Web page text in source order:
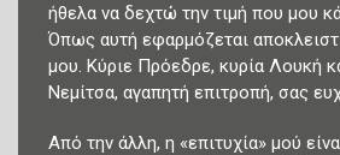
ήθελα να δεχτώ την τιμή που μου
Όπως αυτή εφαρμόζεται
μου. Κύριε Πρόεδρε, κυρία Λουκή
Νεμίτσα, αγαπητή επιτροπή, σας
Από την άλλη, η «επιτυχία» μού